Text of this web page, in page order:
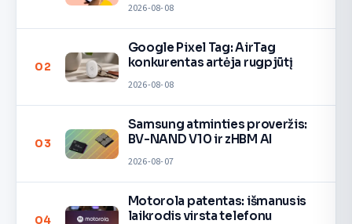
2026-08-08
02
Google Pixel Tag: AirTag
konkurentas artėja rugpjūtį
2026-08-08
03
Samsung atminties proveržis:
BV-NAND V10 ir zHBM AI
2026-08-07
04
Motorola patentas: išmanusis
laikrodis virsta telefonu